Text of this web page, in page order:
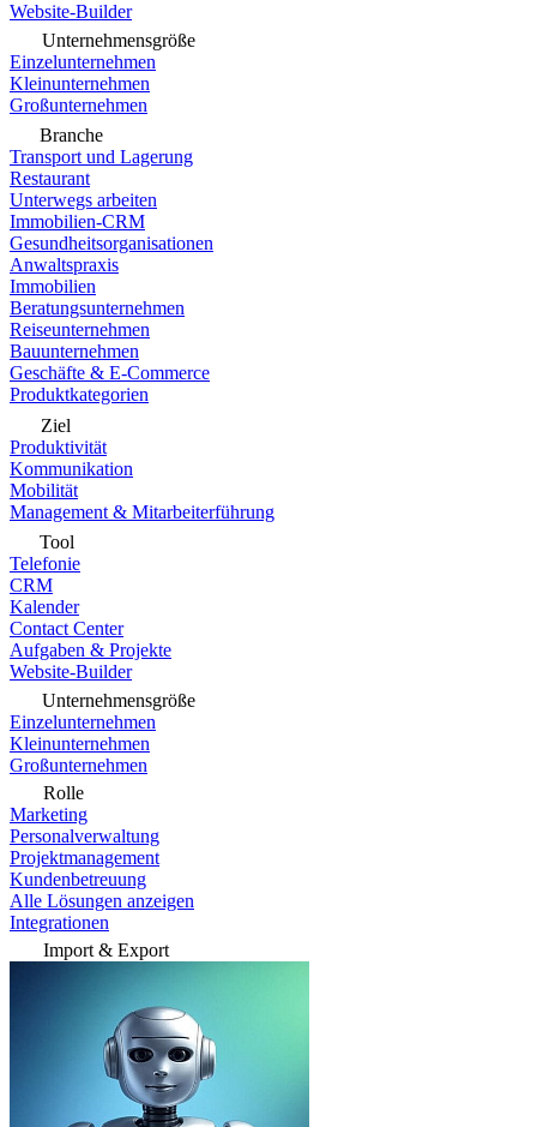
Website-Builder
Unternehmensgröße
Einzelunternehmen
Kleinunternehmen
Großunternehmen
Branche
Transport und Lagerung
Restaurant
Unterwegs arbeiten
Immobilien-CRM
Gesundheitsorganisationen
Anwaltspraxis
Immobilien
Beratungsunternehmen
Reiseunternehmen
Bauunternehmen
Geschäfte & E-Commerce
Produktkategorien
Ziel
Produktivität
Kommunikation
Mobilität
Management & Mitarbeiterführung
Tool
Telefonie
CRM
Kalender
Contact Center
Aufgaben & Projekte
Website-Builder
Unternehmensgröße
Einzelunternehmen
Kleinunternehmen
Großunternehmen
Rolle
Marketing
Personalverwaltung
Projektmanagement
Kundenbetreuung
Alle Lösungen anzeigen
Integrationen
Import & Export